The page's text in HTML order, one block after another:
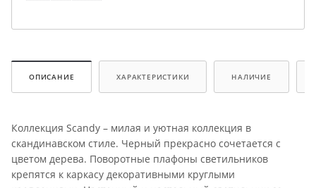
ОПИСАНИЕ ХАРАКТЕРИСТИКИ НАЛИЧИЕ
Коллекция Scandy – милая и уютная коллекция в
скандинавском стиле. Черный прекрасно сочетается с
цветом дерева. Поворотные плафоны светильников
крепятся к каркасу декоративными круглыми